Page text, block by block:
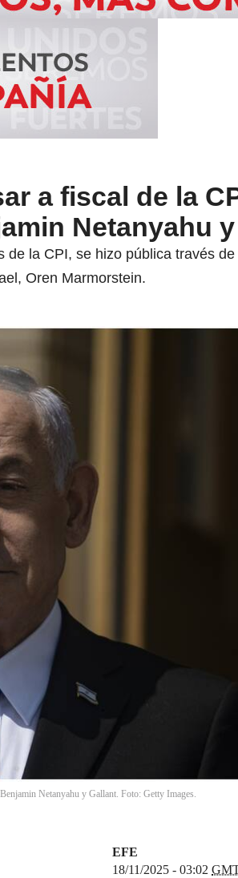
a fiscal de la
Netanyahu
la CPI, se hizo pública través
Oren Marmorstein.
Netanyahu y Gallant. Foto: Getty Images.
EFE
18/11/2025 - 03:02